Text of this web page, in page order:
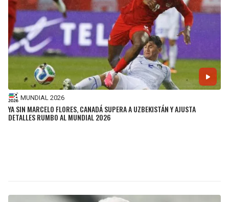
MUNDIAL 2026
YA SIN MARCELO FLORES, CANADÁ SUPERA A UZBEKISTÁN Y AJUSTA
DETALLES RUMBO AL MUNDIAL 2026